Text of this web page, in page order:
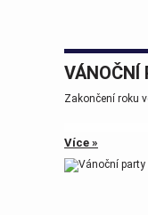
VÁNOČNÍ
Zakončení roku
Více »